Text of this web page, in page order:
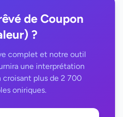
de Coupon
?
complet et notre outil
une interprétation
croisant plus de 2 700
oniriques.